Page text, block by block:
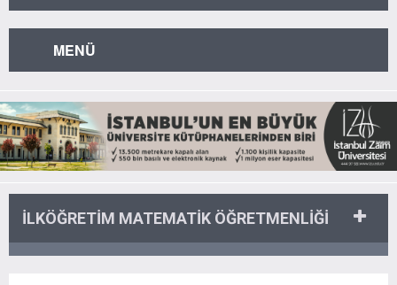
MENÜ
İLKÖĞRETİM MATEMATİK ÖĞRETMENLİĞİ